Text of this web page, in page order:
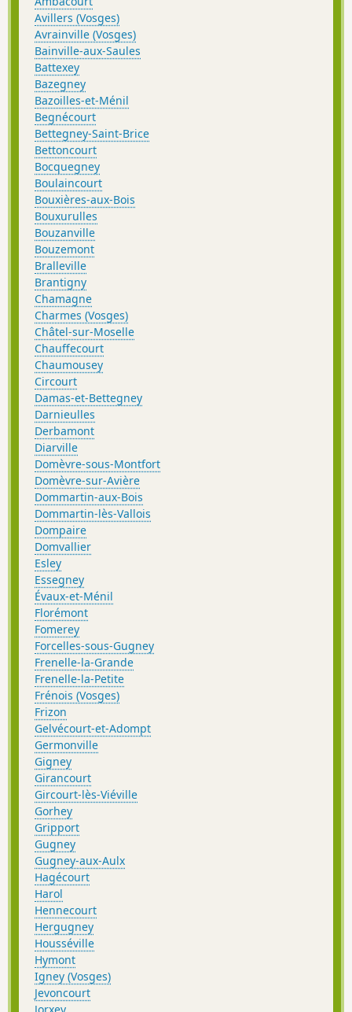
Avillers (Vosges)
Avrainville (Vosges)
Bainville-aux-Saules
Battexey
Bazegney
Bazoilles-et-Ménil
Begnécourt
Bettegney-Saint-Brice
Bettoncourt
Bocquegney
Boulaincourt
Bouxières-aux-Bois
Bouxurulles
Bouzanville
Bouzemont
Bralleville
Brantigny
Chamagne
Charmes (Vosges)
Châtel-sur-Moselle
Chauffecourt
Chaumousey
Circourt
Damas-et-Bettegney
Darnieulles
Derbamont
Diarville
Domèvre-sous-Montfort
Domèvre-sur-Avière
Dommartin-aux-Bois
Dommartin-lès-Vallois
Dompaire
Domvallier
Esley
Essegney
Évaux-et-Ménil
Florémont
Fomerey
Forcelles-sous-Gugney
Frenelle-la-Grande
Frenelle-la-Petite
Frénois (Vosges)
Frizon
Gelvécourt-et-Adompt
Germonville
Gigney
Girancourt
Gircourt-lès-Viéville
Gorhey
Gripport
Gugney
Gugney-aux-Aulx
Hagécourt
Harol
Hennecourt
Hergugney
Housséville
Hymont
Igney (Vosges)
Jevoncourt